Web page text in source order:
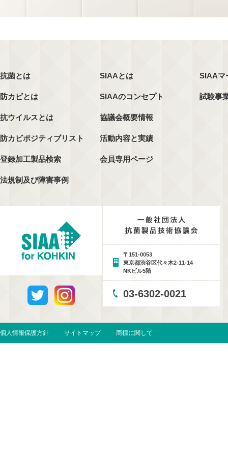
抗菌とは
防カビとは
抗ウイルスとは
防カビポジティブリスト
登録加工製品検索
法規制及び障害事例
SIAAとは
SIAAのコンセプト
協議会概要情報
活動内容と実績
会員専用ページ
SIAAマ
試験事
〒151-0053
東京都渋谷区代々木2-11-14
NKビル5階
03-6302-0021
個人情報保護方針 サイトマップ 商標に関して